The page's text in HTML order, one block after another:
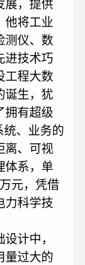
展，提供
他将工业
测仪、数
进技术巧
工程大数
诞生，犹
拥有超级
统、业务的
离、可视
体系，单
元，凭借
力科学技
计中，
量过大的